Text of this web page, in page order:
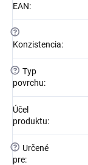
EAN:
?
Konzistencia:
? Typ
povrchu:
Účel
produktu:
?
Určené
pre: